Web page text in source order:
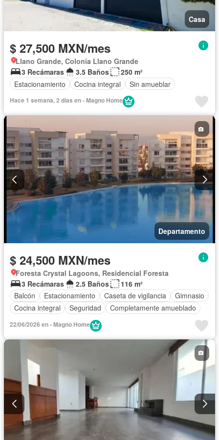
Casa
$ 27,500 MXN/mes
Llano Grande, Colonia Llano Grande
3 Recámaras
3.5 Baños
250 m²
Estacionamiento
Cocina integral Sin amueblar
Hace 1 semana, 2 días en - Magno Home
Departamento
$ 24,500 MXN/mes
Foresta Crystal Lagoons, Residencial Foresta
3 Recámaras
2.5 Baños
116 m²
Balcón
Estacionamiento Caseta de vigilancia
Gimnasio
Cocina integral
Seguridad Completamente amueblado
22/06/2026 en - Magno Home